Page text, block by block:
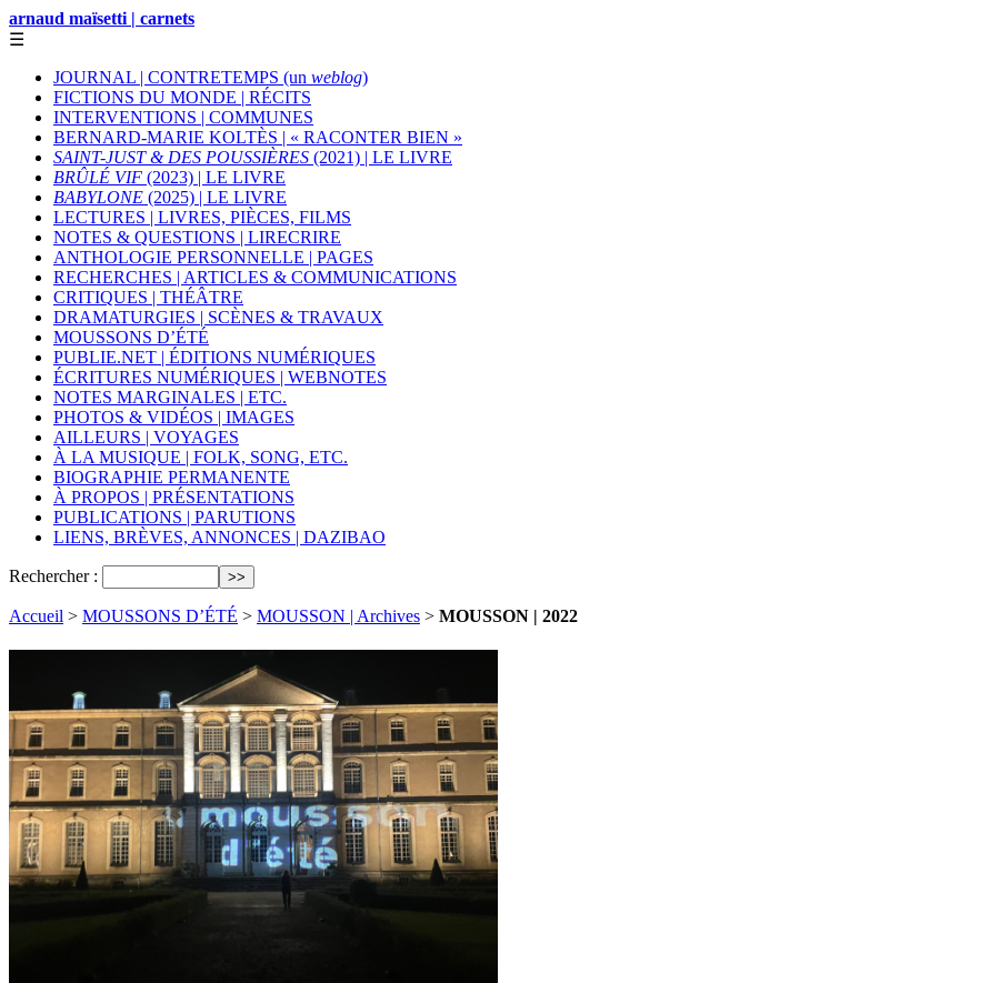
arnaud maïsetti | carnets
☰
JOURNAL | CONTRETEMPS (un weblog)
FICTIONS DU MONDE | RÉCITS
INTERVENTIONS | COMMUNES
BERNARD-MARIE KOLTÈS | « RACONTER BIEN »
SAINT-JUST & DES POUSSIÈRES (2021) | LE LIVRE
BRÛLÉ VIF (2023) | LE LIVRE
BABYLONE (2025) | LE LIVRE
LECTURES | LIVRES, PIÈCES, FILMS
NOTES & QUESTIONS | LIRECRIRE
ANTHOLOGIE PERSONNELLE | PAGES
RECHERCHES | ARTICLES & COMMUNICATIONS
CRITIQUES | THÉÂTRE
DRAMATURGIES | SCÈNES & TRAVAUX
MOUSSONS D’ÉTÉ
PUBLIE.NET | ÉDITIONS NUMÉRIQUES
ÉCRITURES NUMÉRIQUES | WEBNOTES
NOTES MARGINALES | ETC.
PHOTOS & VIDÉOS | IMAGES
AILLEURS | VOYAGES
À LA MUSIQUE | FOLK, SONG, ETC.
BIOGRAPHIE PERMANENTE
À PROPOS | PRÉSENTATIONS
PUBLICATIONS | PARUTIONS
LIENS, BRÈVES, ANNONCES | DAZIBAO
Rechercher :
Accueil > MOUSSONS D’ÉTÉ > MOUSSON | Archives > MOUSSON | 2022